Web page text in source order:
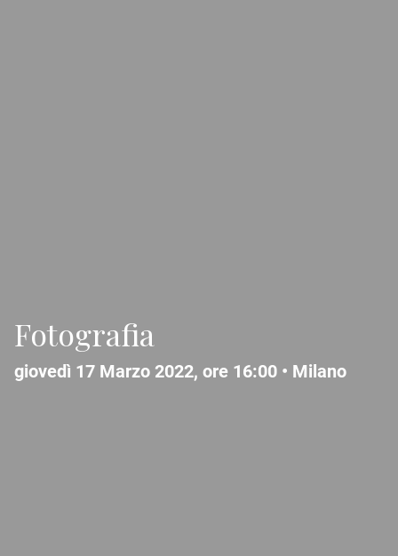
Fotografia
giovedì 17 Marzo 2022, ore 16:00 • Milano